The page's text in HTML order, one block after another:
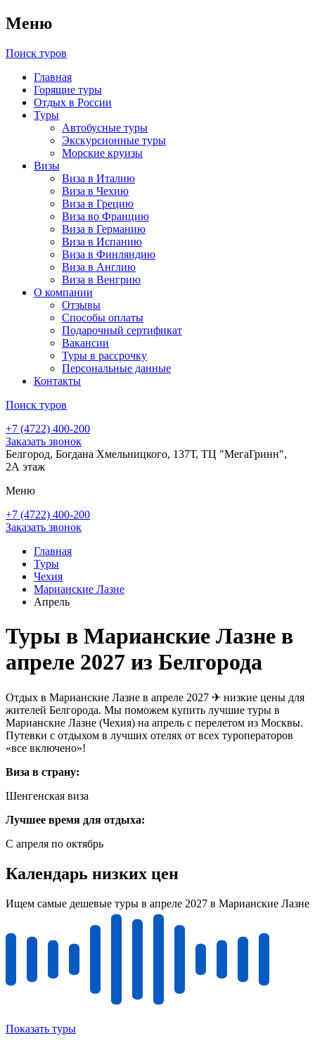
Меню
Поиск туров
Главная
Горящие туры
Отдых в России
Туры
Автобусные туры
Экскурсионные туры
Морские круизы
Визы
Виза в Италию
Виза в Чехию
Виза в Грецию
Виза во Францию
Виза в Германию
Виза в Испанию
Виза в Финляндию
Виза в Англию
Виза в Венгрию
О компании
Отзывы
Способы оплаты
Подарочный сертификат
Вакансии
Туры в рассрочку
Персональные данные
Контакты
Поиск туров
+7 (4722) 400-200
Заказать звонок
Белгород, Богдана Хмельницкого, 137Т, ТЦ "МегаГринн",
2А этаж
Меню
+7 (4722) 400-200
Заказать звонок
Главная
Туры
Чехия
Марианские Лазне
Апрель
Туры в Марианские Лазне в
апреле 2027 из Белгорода
Отдых в Марианские Лазне в апреле 2027 ✈ низкие цены для
жителей Белгорода. Мы поможем купить лучшие туры в
Марианские Лазне (Чехия) на апрель с перелетом из Москвы.
Путевки с отдыхом в лучших отелях от всех туроператоров
«все включено»!
Виза в страну:
Шенгенская виза
Лучшее время для отдыха:
С апреля по октябрь
Календарь низких цен
Ищем самые дешевые туры в апреле 2027 в Марианские Лазне
Показать туры